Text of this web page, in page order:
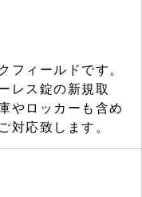
フィールドです。
レス錠の新規取
ロッカーも含め
対応致します。